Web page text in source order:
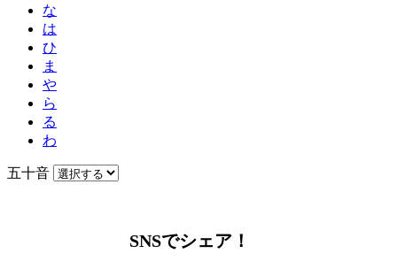
な
は
ひ
ま
や
ら
る
わ
五十音
SNSでシェア！